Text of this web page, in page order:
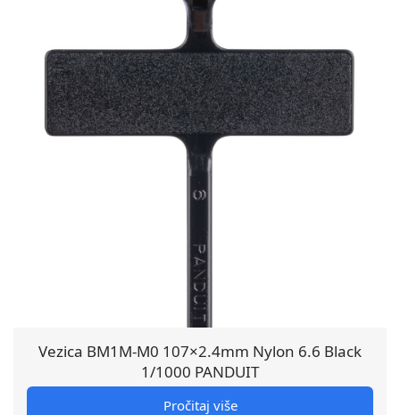
Vezica BM1M-M0 107×2.4mm Nylon 6.6 Black
1/1000 PANDUIT
Pročitaj više